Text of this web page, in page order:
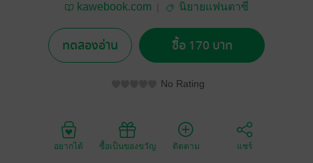
kawebook.com นิยายแฟนตาซี
ทดลองอ่าน ซื้อ 170 บาท
No Rating
อยากได้ ซื้อเป็นของขวัญ ติดตาม แชร์